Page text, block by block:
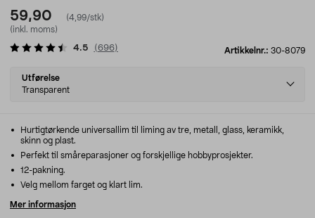
59,90
(4,99/stk)
(inkl. moms)
Artikkelnr.: 30-8079
4.5 (696)
Select
variant
Utførelse
Transparent
Hurtigtørkende universallim til liming av tre, metall, glass, keramikk,
skinn og plast.
Perfekt til småreparasjoner og forskjellige hobbyprosjekter.
12-pakning.
Velg mellom farget og klart lim.
Mer informasjon